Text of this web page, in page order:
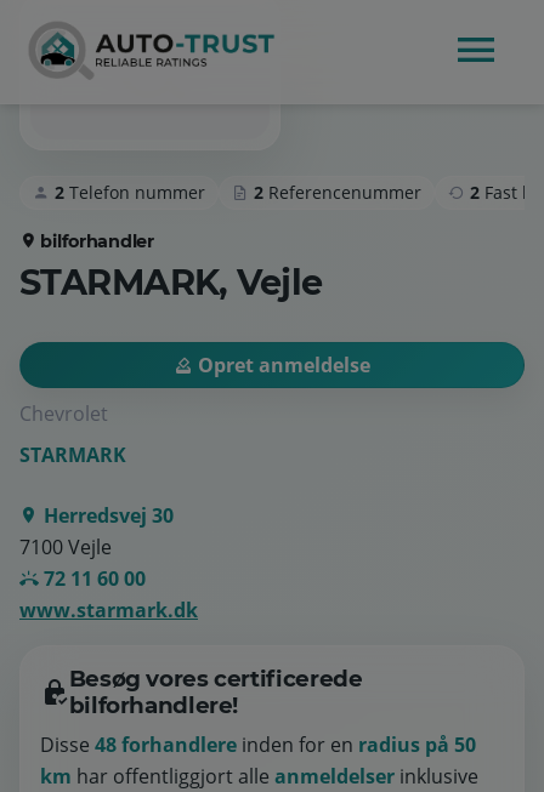
2 Telefon nummer 2 Referencenummer 2 Fast
bilforhandler
STARMARK, Vejle
Opret anmeldelse
Chevrolet
STARMARK
Herredsvej 30
7100 Vejle
72 11 60 00
www.starmark.dk
Besøg vores certificerede
bilforhandlere!
Disse 48 forhandlere inden for en radius på 50
km har offentliggjort alle anmeldelser inklusive